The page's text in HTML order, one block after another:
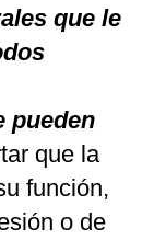
que le
pueden
que la
función,
o de